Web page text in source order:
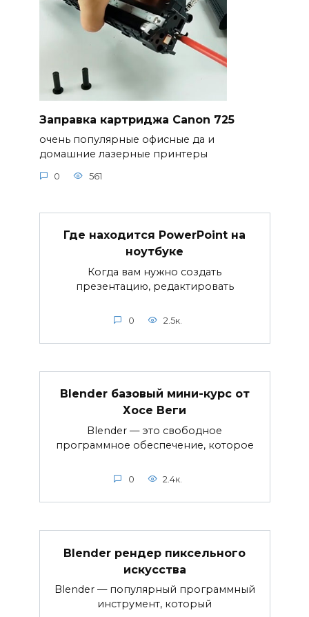
Заправка картриджа Canon 725
очень популярные офисные да и
домашние лазерные принтеры
0 561
Где находится PowerPoint на
ноутбуке
Когда вам нужно создать
презентацию, редактировать
0 2.5к.
Blender базовый мини-курс от
Хосе Веги
Blender — это свободное
программное обеспечение, которое
0 2.4к.
Blender рендер пиксельного
искусства
Blender — популярный программный
инструмент, который